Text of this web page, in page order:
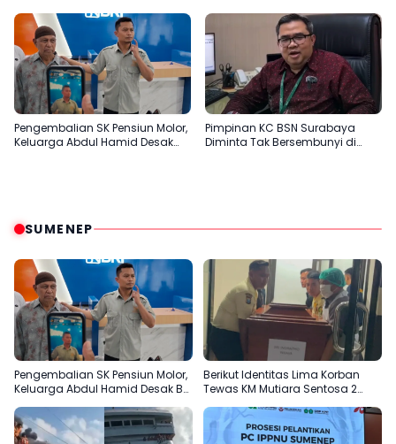
Menjadikan Madura Basis PAN
Pengembalian SK Pensiun Molor,
Keluarga Abdul Hamid Desak
Pimpinan KC BSN Surabaya
Diminta Tak Bersembunyi di
SUMENEP
Pengembalian SK Pensiun Molor,
Keluarga Abdul Hamid Desak BRI
Berikut Identitas Lima Korban
Tewas KM Mutiara Sentosa 2